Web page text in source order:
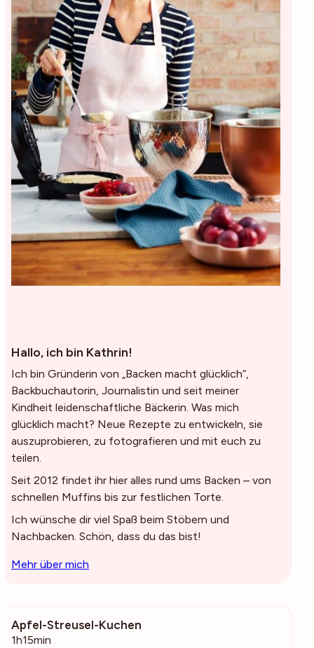
Hallo, ich bin Kathrin!
Ich bin Gründerin von „Backen macht glücklich“,
Backbuchautorin, Journalistin und seit meiner
Kindheit leidenschaftliche Bäckerin. Was mich
glücklich macht? Neue Rezepte zu entwickeln, sie
auszuprobieren, zu fotografieren und mit euch zu
teilen.
Seit 2012 findet ihr hier alles rund ums Backen – von
schnellen Muffins bis zur festlichen Torte.
Ich wünsche dir viel Spaß beim Stöbern und
Nachbacken. Schön, dass du das bist!
Mehr über mich
Apfel-Streusel-Kuchen
1h15min